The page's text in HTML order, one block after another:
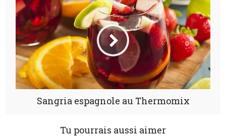
Sangria espagnole au Thermomix
Tu pourrais aussi aimer